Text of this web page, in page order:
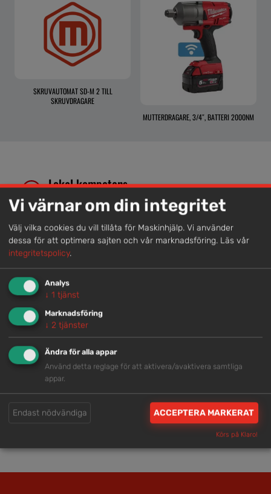
SKRUVAUTOMAT SD-M 2 TILL
SKRUVDRAGARE
MUTTERDRAGARE, 3/4″, BATTERI 2000NM
Lokal kompetens
Genom att samla våra medarbetare lokalt erbjuder vi
helhetslösningar.
Snabb service
Vi har tillgänglig personal som är redo att hjälpa dig.
Trygg rådgivning
branschen.
Brett och samlat utbud
Vi har en välsorterad maskinpark med hög
Vi värnar om din integritet
Välj vilka cookies du vill tillåta för Maskinhjälp. Vi använder
dessa för att optimera sajten och vår marknadsföring. Läs vår
integritetspolicy.
Analys
↓ 1 tjänst
Marknadsföring
↓ 2 tjänster
Ändra för alla appar
Använd detta reglage för att aktivera/avaktivera samtliga
appar.
Endast nödvändiga ACCEPTERA MARKERAT
Körs på Klaro!